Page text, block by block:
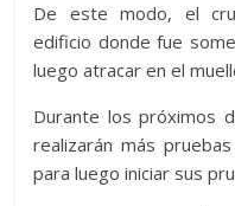
De este modo, el
edificio donde fue
luego atracar en el
Durante los próximos
realizarán más
para luego iniciar sus